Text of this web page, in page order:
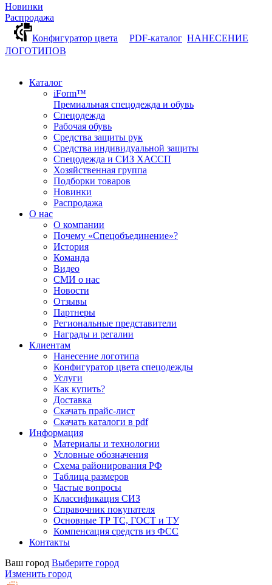
Новинки
Распродажа
Конфигуратор цвета
PDF-каталог НАНЕСЕНИЕ
ЛОГОТИПОВ
Каталог
iForm™
Премиальная спецодежда и обувь
Спецодежда
Рабочая обувь
Средства защиты рук
Средства индивидуальной защиты
Спецодежда и СИЗ ХАССП
Хозяйственная группа
Подборки товаров
Новинки
Распродажа
О нас
О компании
Почему «Спецобъединение»?
История
Команда
Видео
СМИ о нас
Новости
Отзывы
Партнеры
Региональные представители
Награды и регалии
Клиентам
Нанесение логотипа
Конфигуратор цвета спецодежды
Услуги
Как купить?
Доставка
Скачать прайс-лист
Скачать каталоги в pdf
Информация
Материалы и технологии
Условные обозначения
Схема районирования РФ
Таблица размеров
Частые вопросы
Классификация СИЗ
Справочник покупателя
Основные ТР ТС, ГОСТ и ТУ
Компенсация средств из ФСС
Контакты
Ваш город Выберите город
Изменить город